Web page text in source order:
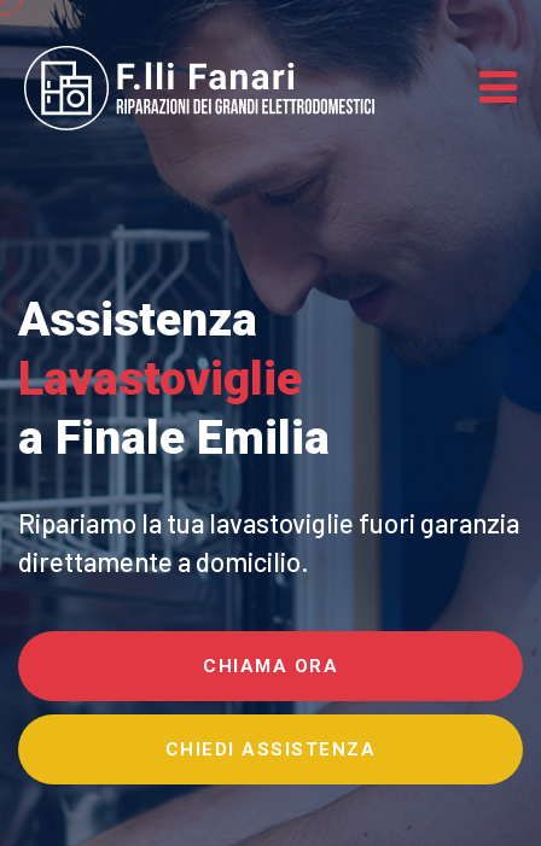
Assistenza
Lavastoviglie
a Finale Emilia
Ripariamo la tua lavastoviglie fuori garanzia
direttamente a domicilio.
CHIAMA ORA
CHIEDI ASSISTENZA